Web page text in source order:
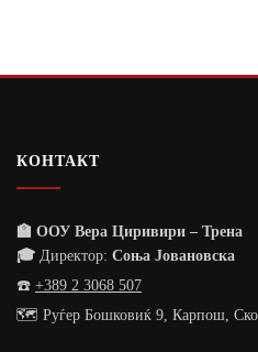
КОНТАКТ
🏫 ООУ Вера Циривири – Трена
🎓 Директор: Соња Јовановска
☎️ +389 2 3068 507
🗺️ Руѓер Бошковиќ 9, Карпош,